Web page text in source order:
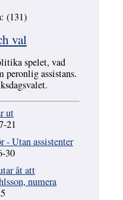
(131)
val
spelet, vad
peronlig assistans.
ut
21
- Utan assistenter
30
åt att
numera